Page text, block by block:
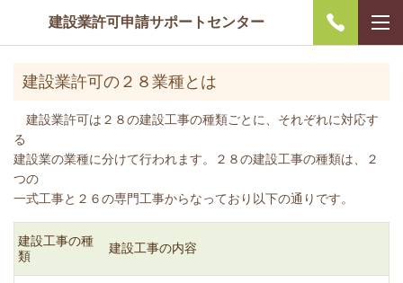
建設業許可申請サポートセンター
建設業許可の２８業種とは
建設業許可は２８の建設工事の種類ごとに、それぞれに対応す
る
建設業の業種に分けて行われます。２８の建設工事の種類は、２
つの
一式工事と２６の専門工事からなっており以下の通りです。
建設工事の種
類
建設工事の内容